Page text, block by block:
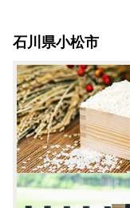
石川県小松市